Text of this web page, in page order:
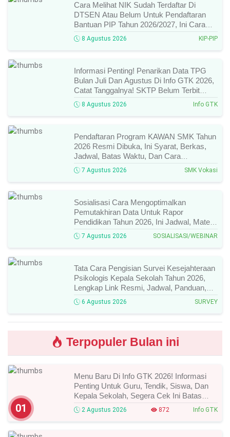
Cara Melihat NIK Sudah Terdaftar Di
DTSEN Atau Belum Untuk Pendaftaran
Bantuan PIP Tahun 2026/2027, Ini Cara
Cek Dan Syarat Perubahan Desil!
8 Agustus 2026 KIP-PIP
Informasi Penting! Penarikan Data TPG
Bulan Juli Dan Agustus Di Info GTK 2026,
Catat Tanggalnya! SKTP Belum Terbit
Januari–Juni, Ini Prosesnya!
8 Agustus 2026 Info GTK
Pendaftaran Program KAWAN SMK Tahun
2026 Resmi Dibuka, Ini Syarat, Berkas,
Jadwal, Batas Waktu, Dan Cara
Pendaftarannya!
7 Agustus 2026 SMK Vokasi
Sosialisasi Cara Mengoptimalkan
Pemutakhiran Data Untuk Rapor
Pendidikan Tahun 2026, Ini Jadwal, Materi,
Narasumber, Dan Link Mengikutinya!
7 Agustus 2026 SOSIALISASI/WEBINAR
Tata Cara Pengisian Survei Kesejahteraan
Psikologis Kepala Sekolah Tahun 2026,
Lengkap Link Resmi, Jadwal, Panduan,
Dan Hal Yang Wajib Diperhatikan!
6 Agustus 2026 SURVEY
Terpopuler Bulan ini
01
Menu Baru Di Info GTK 2026! Informasi
Penting Untuk Guru, Tendik, Siswa, Dan
Kepala Sekolah, Segera Cek Ini Batas
Waktunya!
2 Agustus 2026 872 Info GTK